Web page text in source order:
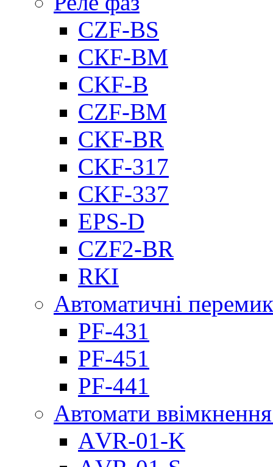
CZF-BS
CКF-BM
CKF-B
CZF-BM
CKF-BR
CKF-317
CKF-337
EPS-D
CZF2-BR
RKI
Автоматичні
PF-431
PF-451
PF-441
Автомати
АVR-01-K